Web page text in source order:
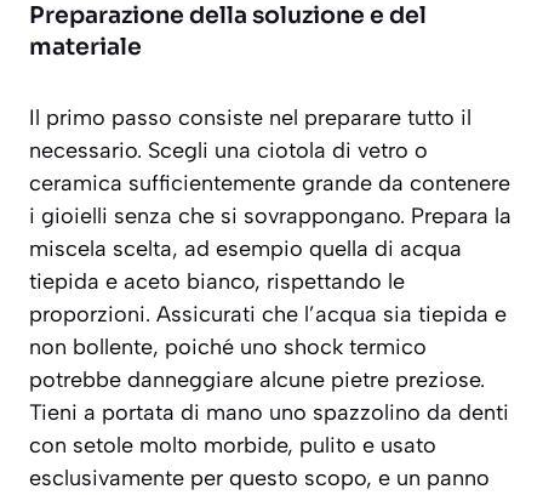
Preparazione della soluzione e del
materiale
Il primo passo consiste nel preparare tutto il
necessario. Scegli una ciotola di vetro o
ceramica sufficientemente grande da contenere
i gioielli senza che si sovrappongano. Prepara la
miscela scelta, ad esempio quella di acqua
tiepida e aceto bianco, rispettando le
proporzioni. Assicurati che l’acqua sia tiepida e
non bollente, poiché uno shock termico
potrebbe danneggiare alcune pietre preziose.
Tieni a portata di mano uno spazzolino da denti
con setole molto morbide, pulito e usato
esclusivamente per questo scopo, e un panno